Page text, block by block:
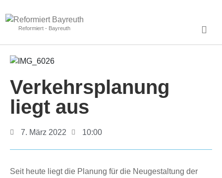
Reformiert - Bayreuth
Verkehrsplanung
liegt aus
7. März 2022 10:00
Seit heute liegt die Planung für die Neugestaltung der